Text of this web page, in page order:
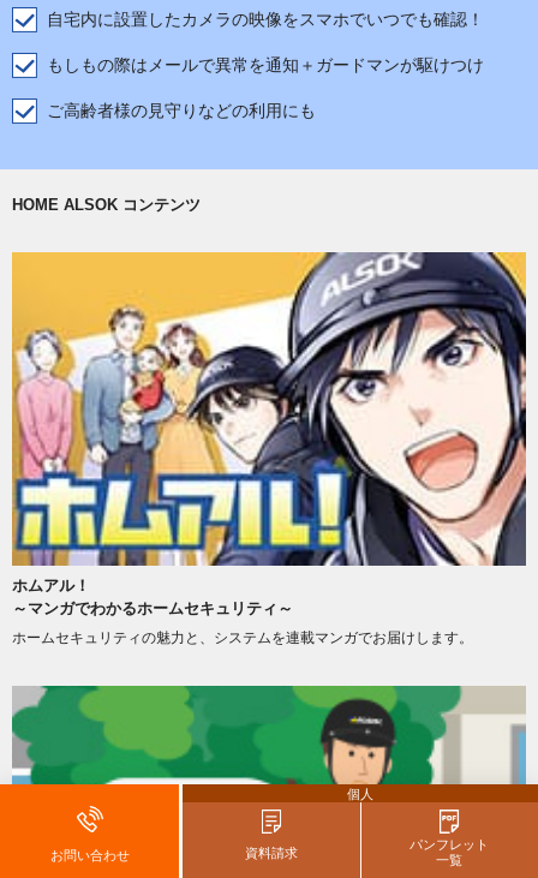
自宅内に設置したカメラの映像をスマホでいつでも確認！
もしもの際はメールで異常を通知＋ガードマンが駆けつけ
ご高齢者様の見守りなどの利用にも
HOME ALSOK コンテンツ
ホムアル！
～マンガでわかるホームセキュリティ～
ホームセキュリティの魅力と、システムを連載マンガでお届けします。
お問い合わせ
個人
資料請求
パンフレット
一覧